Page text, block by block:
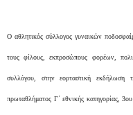
Ο αθλητικός σύλλογος γυναικών
τους φίλους, εκπροσώπους φορέων,
συλλόγου, στην εορταστική εκδήλωση
πρωταθλήματος Γ΄ εθνικής κατηγορίας,